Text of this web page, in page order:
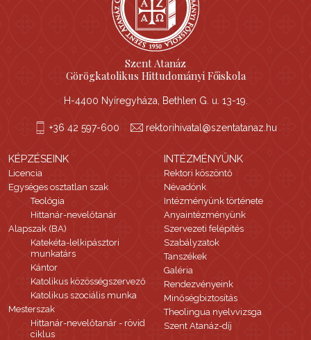
Szent Atanáz
Görögkatolikus Hittudományi Főiskola
H-4400 Nyíregyháza, Bethlen G. u. 13-19.
+36 42 597-600 rektorihivatal@szentatanaz.hu
KÉPZÉSEINK
Licencia
Egységes osztatlan szak
Teológia
Hittanár-nevelőtanár
Alapszak (BA)
Katekéta-lelkipásztori
munkatárs
Kántor
Katolikus közösségszervező
Katolikus szociális munka
Mesterszak
Hittanár-nevelőtanár - rövid
ciklus
INTÉZMÉNYÜNK
Rektori köszöntő
Névadónk
Intézményünk története
Anyaintézményünk
Szervezeti felépítés
Szabályzatok
Tanszékek
Galéria
Rendezvényeink
Minőségbiztosítás
Theolingua nyelvvizsga
Szent Atanáz-díj